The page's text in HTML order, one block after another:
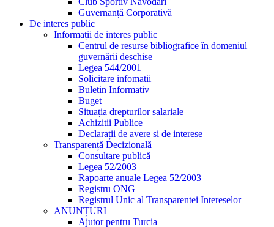
Guvernanță Corporativă
De interes public
Informații de interes public
Centrul de resurse bibliografice în domeniul
guvernării deschise
Legea 544/2001
Solicitare infomatii
Buletin Informativ
Buget
Situația drepturilor salariale
Achizitii Publice
Declarații de avere si de interese
Transparență Decizională
Consultare publică
Legea 52/2003
Rapoarte anuale Legea 52/2003
Registru ONG
Registrul Unic al Transparentei Intereselor
ANUNȚURI
Ajutor pentru Turcia